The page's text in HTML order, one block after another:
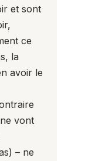
et sont
ce
la
avoir le
vont
– ne